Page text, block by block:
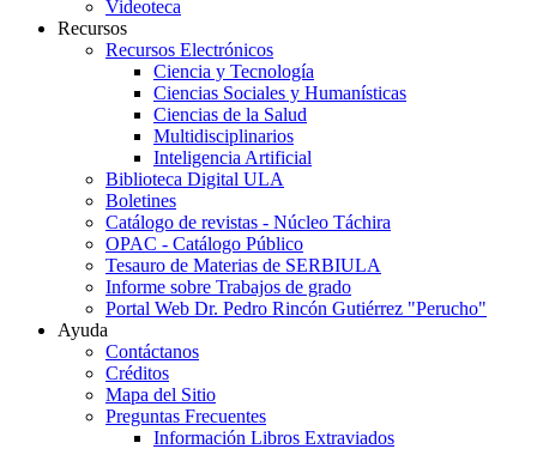
Videoteca
Recursos
Recursos Electrónicos
Ciencia y Tecnología
Ciencias Sociales y Humanísticas
Ciencias de la Salud
Multidisciplinarios
Inteligencia Artificial
Biblioteca Digital ULA
Boletines
Catálogo de revistas - Núcleo Táchira
OPAC - Catálogo Público
Tesauro de Materias de SERBIULA
Informe sobre Trabajos de grado
Portal Web Dr. Pedro Rincón Gutiérrez "Perucho"
Ayuda
Contáctanos
Créditos
Mapa del Sitio
Preguntas Frecuentes
Información Libros Extraviados